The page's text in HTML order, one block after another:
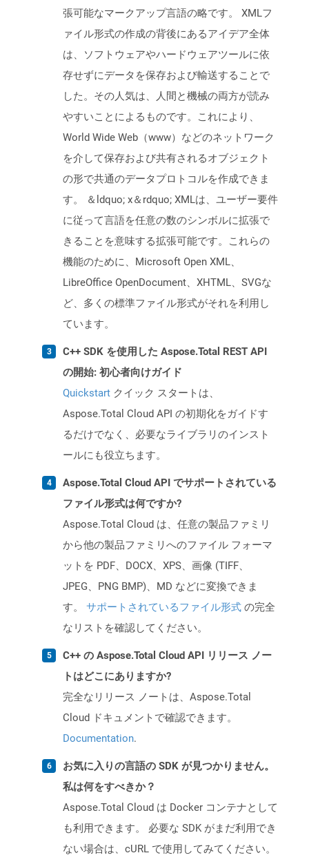
張可能なマークアップ言語の略です。 XMLフ
ァイル形式の作成の背後にあるアイデア全体
は、ソフトウェアやハードウェアツールに依
存せずにデータを保存および輸送することで
した。その人気は、人間と機械の両方が読み
やすいことによるものです。これにより、
World Wide Web（www）などのネットワーク
を介して保存および共有されるオブジェクト
の形で共通のデータプロトコルを作成できま
す。 ＆ldquo; x＆rdquo; XMLは、ユーザー要件
に従って言語を任意の数のシンボルに拡張で
きることを意味する拡張可能です。これらの
機能のために、Microsoft Open XML、
LibreOffice OpenDocument、XHTML、SVGな
ど、多くの標準ファイル形式がそれを利用し
ています。
C++ SDK を使用した Aspose.Total REST API
の開始: 初心者向けガイド
Quickstart クイック スタートは、
Aspose.Total Cloud API の初期化をガイドす
るだけでなく、必要なライブラリのインスト
ールにも役立ちます。
Aspose.Total Cloud API でサポートされている
ファイル形式は何ですか?
Aspose.Total Cloud は、任意の製品ファミリ
から他の製品ファミリへのファイル フォーマ
ットを PDF、DOCX、XPS、画像 (TIFF、
JPEG、PNG BMP)、MD などに変換できま
す。 サポートされているファイル形式 の完全
なリストを確認してください。
C++ の Aspose.Total Cloud API リリース ノー
トはどこにありますか?
完全なリリース ノートは、Aspose.Total
Cloud ドキュメントで確認できます。
Documentation.
お気に入りの言語の SDK が見つかりません。
私は何をすべきか？
Aspose.Total Cloud は Docker コンテナとして
も利用できます。 必要な SDK がまだ利用でき
ない場合は、cURL で使用してみてください。